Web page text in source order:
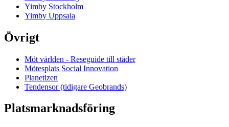
Yimby Stockholm
Yimby Uppsala
Övrigt
Möt världen - Reseguide till städer
Mötesplats Social Innovation
Planetizen
Tendensor (tidigare Geobrands)
Platsmarknadsföring